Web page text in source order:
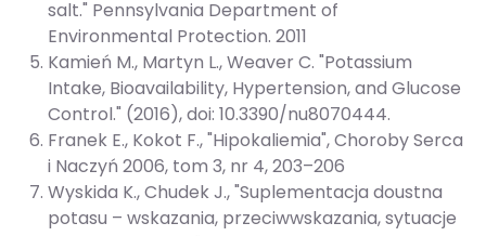
salt." Pennsylvania Department of
Environmental Protection. 2011
Kamień M., Martyn L., Weaver C. "Potassium
Intake, Bioavailability, Hypertension, and Glucose
Control." (2016), doi: 10.3390/nu8070444.
Franek E., Kokot F., "Hipokaliemia", Choroby Serca
i Naczyń 2006, tom 3, nr 4, 203–206
Wyskida K., Chudek J., "Suplementacja doustna
potasu – wskazania, przeciwwskazania, sytuacje